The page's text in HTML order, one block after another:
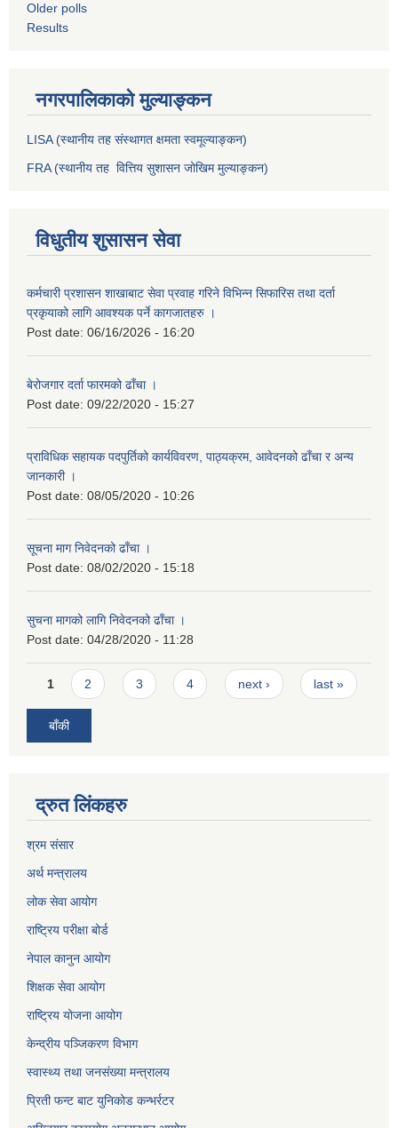
Older polls
Results
नगरपालिकाको मुल्याङ्कन
LISA (स्थानीय तह संस्थागत क्षमता स्वमूल्याङ्कन)
FRA (स्थानीय तह वित्तिय सुशासन जोखिम मुल्याङ्कन)
विधुतीय शुसासन सेवा
कर्मचारी प्रशासन शाखाबाट सेवा प्रवाह गरिने विभिन्न सिफारिस तथा दर्ता
प्रकृयाको लागि आवश्यक पर्ने कागजातहरु ।
Post date: 06/16/2026 - 16:20
बेरोजगार दर्ता फारमको ढाँचा ।
Post date: 09/22/2020 - 15:27
प्राविधिक सहायक पदपुर्तिको कार्यविवरण, पाठ्यक्रम, आवेदनको ढाँचा र अन्य
जानकारी ।
Post date: 08/05/2020 - 10:26
सूचना माग निवेदनको ढाँचा ।
Post date: 08/02/2020 - 15:18
सुचना मागको लागि निवेदनको ढाँचा ।
Post date: 04/28/2020 - 11:28
Pages
1 2 3 4 next › last »
बाँकी
द्रुत लिंकहरु
श्रम संसार
अर्थ मन्त्रालय
लोक सेवा आयोग
राष्ट्रिय परीक्षा बोर्ड
नेपाल कानुन आयोग
शिक्षक सेवा आयोग
राष्ट्रिय योजना आयोग
केन्द्रीय पञ्जिकरण विभाग
स्वास्थ्य तथा जनसंख्या मन्त्रालय
प्रिती फन्ट बाट युनिकोड कन्भर्रटर